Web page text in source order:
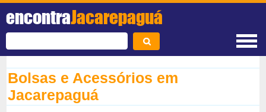
encontraJacarepaguá
Bolsas e Acessórios em
Jacarepaguá